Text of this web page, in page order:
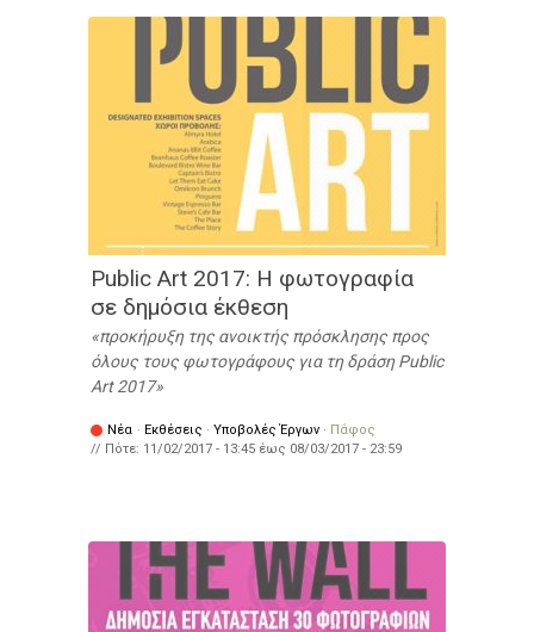
Public Art 2017: Η φωτογραφία
σε δημόσια έκθεση
προκήρυξη της ανοικτής πρόσκλησης προς
όλους τους φωτογράφους για τη δράση Public
Art 2017
Νέα · Εκθέσεις · Υποβολές Έργων · Πάφος
// Πότε: 11/02/2017 - 13:45 έως 08/03/2017 - 23:59